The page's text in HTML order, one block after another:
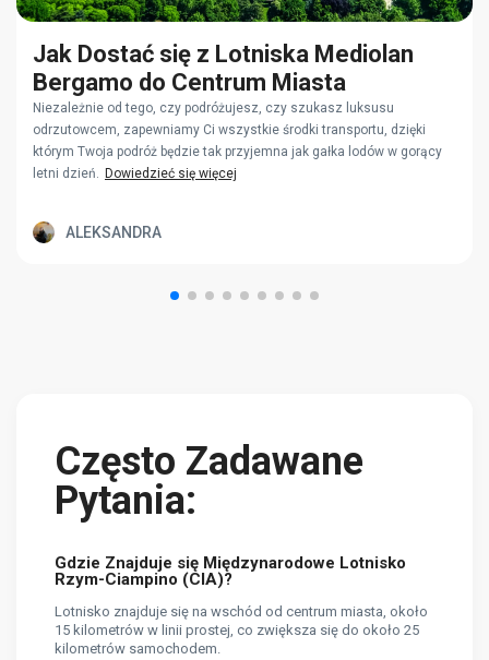
Jak Dostać się z Lotniska Mediolan
Bergamo do Centrum Miasta
Niezależnie od tego, czy podróżujesz, czy szukasz luksusu
odrzutowcem, zapewniamy Ci wszystkie środki transportu, dzięki
którym Twoja podróż będzie tak przyjemna jak gałka lodów w gorący
letni dzień. Dowiedzieć się więcej
ALEKSANDRA
Często Zadawane
Pytania:
Gdzie Znajduje się Międzynarodowe Lotnisko
Rzym-Ciampino (CIA)?
Lotnisko znajduje się na wschód od centrum miasta, około
15 kilometrów w linii prostej, co zwiększa się do około 25
kilometrów samochodem.